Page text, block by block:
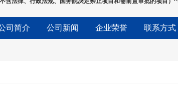
司简介 公司新闻 企业荣誉 联系方式